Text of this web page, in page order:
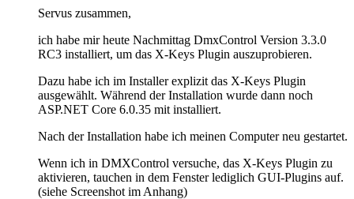
Servus zusammen,
ich habe mir heute Nachmittag DmxControl Version 3.3.0
RC3 installiert, um das X-Keys Plugin auszuprobieren.
Dazu habe ich im Installer explizit das X-Keys Plugin
ausgewählt. Während der Installation wurde dann noch
ASP.NET Core 6.0.35 mit installiert.
Nach der Installation habe ich meinen Computer neu gestartet.
Wenn ich in DMXControl versuche, das X-Keys Plugin zu
aktivieren, tauchen in dem Fenster lediglich GUI-Plugins auf.
(siehe Screenshot im Anhang)